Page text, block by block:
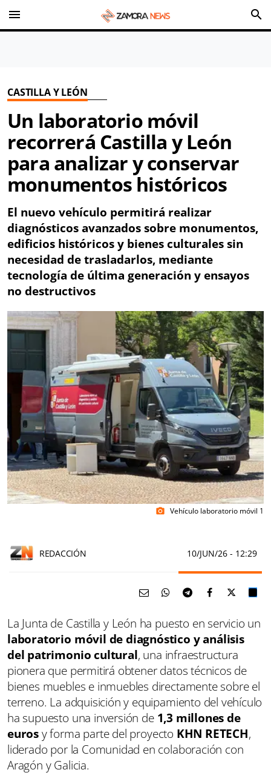
menu search
CASTILLA Y LEÓN
Un laboratorio móvil
recorrerá Castilla y León
para analizar y conservar
monumentos históricos
El nuevo vehículo permitirá realizar
diagnósticos avanzados sobre monumentos,
edificios históricos y bienes culturales sin
necesidad de trasladarlos, mediante
tecnología de última generación y ensayos
no destructivos
photo_camera Vehículo laboratorio móvil 1
REDACCIÓN 10/JUN/26 - 12:29
La Junta de Castilla y León ha puesto en servicio un
laboratorio móvil de diagnóstico y análisis
del patrimonio cultural, una infraestructura
pionera que permitirá obtener datos técnicos de
bienes muebles e inmuebles directamente sobre el
terreno. La adquisición y equipamiento del vehículo
ha supuesto una inversión de 1,3 millones de
eurosy forma parte del proyecto KHN RETECH,
liderado por la Comunidad en colaboración con
Aragón y Galicia.